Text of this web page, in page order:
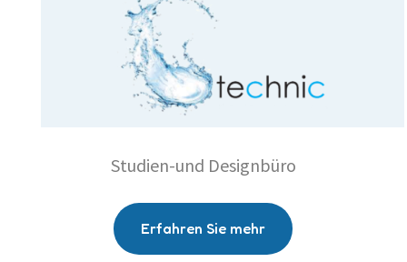
Studien-und Designbüro
Erfahren Sie mehr